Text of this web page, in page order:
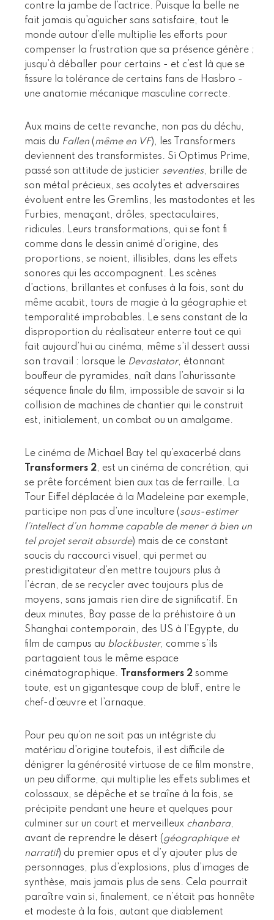
contre la jambe de l’actrice. Puisque la belle ne
fait jamais qu’aguicher sans satisfaire, tout le
monde autour d’elle multiplie les efforts pour
compenser la frustration que sa présence génère ;
jusqu’à déballer pour certains - et c’est là que se
fissure la tolérance de certains fans de Hasbro -
une anatomie mécanique masculine correcte.
Aux mains de cette revanche, non pas du déchu,
mais du Fallen (même en VF), les Transformers
deviennent des transformistes. Si Optimus Prime,
passé son attitude de justicier seventies, brille de
son métal précieux, ses acolytes et adversaires
évoluent entre les Gremlins, les mastodontes et les
Furbies, menaçant, drôles, spectaculaires,
ridicules. Leurs transformations, qui se font fi
comme dans le dessin animé d’origine, des
proportions, se noient, illisibles, dans les effets
sonores qui les accompagnent. Les scènes
d’actions, brillantes et confuses à la fois, sont du
même acabit, tours de magie à la géographie et
temporalité improbables. Le sens constant de la
disproportion du réalisateur enterre tout ce qui
fait aujourd’hui au cinéma, même s’il dessert aussi
son travail : lorsque le Devastator, étonnant
bouffeur de pyramides, naît dans l’ahurissante
séquence finale du film, impossible de savoir si la
collision de machines de chantier qui le construit
est, initialement, un combat ou un amalgame.
Le cinéma de Michael Bay tel qu’exacerbé dans
Transformers 2, est un cinéma de concrétion, qui
se prête forcément bien aux tas de ferraille. La
Tour Eiffel déplacée à la Madeleine par exemple,
participe non pas d’une inculture (sous-estimer
l’intellect d’un homme capable de mener à bien un
tel projet serait absurde) mais de ce constant
soucis du raccourci visuel, qui permet au
prestidigitateur d’en mettre toujours plus à
l’écran, de se recycler avec toujours plus de
moyens, sans jamais rien dire de significatif. En
deux minutes, Bay passe de la préhistoire à un
Shanghai contemporain, des US à l’Egypte, du
film de campus au blockbuster, comme s’ils
partagaient tous le même espace
cinématographique.
Transformers 2 somme
toute, est un gigantesque coup de bluff, entre le
chef-d’œuvre et l’arnaque.
Pour peu qu’on ne soit pas un intégriste du
matériau d’origine toutefois, il est difficile de
dénigrer la générosité virtuose de ce film monstre,
un peu difforme, qui multiplie les effets sublimes et
colossaux, se dépêche et se traîne à la fois, se
précipite pendant une heure et quelques pour
culminer sur un court et merveilleux chanbara,
avant de reprendre le désert (géographique et
narratif) du premier opus et d’y ajouter plus de
personnages, plus d’explosions, plus d’images de
synthèse, mais jamais plus de sens. Cela pourrait
paraître vain si, finalement, ce n’était pas honnête
et modeste à la fois, autant que diablement